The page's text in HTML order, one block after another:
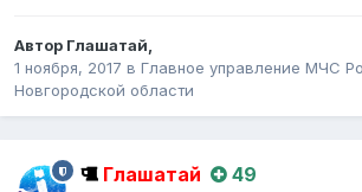
Автор Глашатай,
1 ноября, 2017 в Главное управление МЧС
Новгородской области
Глашатай 49